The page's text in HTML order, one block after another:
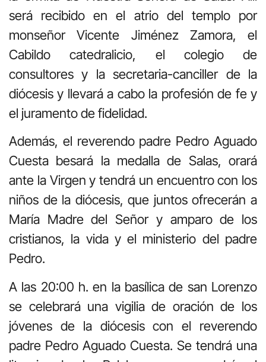
será recibido en el atrio del templo por
monseñor Vicente Jiménez Zamora, el
Cabildo catedralicio, el colegio de
consultores y la secretaria-canciller de la
diócesis y llevará a cabo la profesión de fe y
el juramento de fidelidad.
Además, el reverendo padre Pedro Aguado
Cuesta besará la medalla de Salas, orará
ante la Virgen y tendrá un encuentro con los
niños de la diócesis, que juntos ofrecerán a
María Madre del Señor y amparo de los
cristianos, la vida y el ministerio del padre
Pedro.
A las 20:00 h. en la basílica de san Lorenzo
se celebrará una vigilia de oración de los
jóvenes de la diócesis con el reverendo
padre Pedro Aguado Cuesta. Se tendrá una